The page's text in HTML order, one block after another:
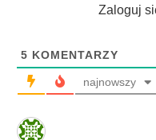
Zaloguj
5 KOMENTARZY
najnowszy